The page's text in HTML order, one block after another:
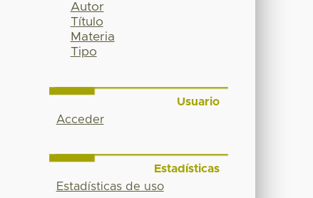
Autor
Título
Materia
Tipo
Usuario
Acceder
Estadísticas
Estadísticas de uso